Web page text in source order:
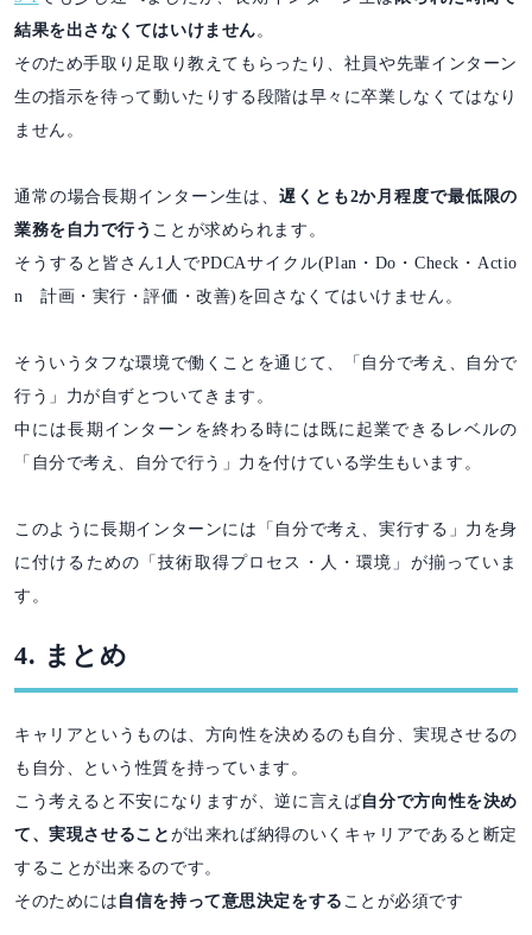
結果を出さなくてはいけません 。
そのため手取り足取り教えてもらったり、社員や先輩インターン
生の指示を待って動いたりする段階は早々に卒業しなくてはなり
ません。
通常の場合長期インターン生は、遅くとも2か月程度で最低限の
業務を自力で行う ことが求められます。
そうすると皆さん1人でPDCAサイクル(Plan・Do・Check・Actio
n 計画・実行・評価・改善)を回さなくてはいけません。
そういうタフな環境で働くことを通じて、「自分で考え、自分で
行う」力が自ずとついてきます。
中には長期インターンを終わる時には既に起業できるレベルの
「自分で考え、自分で行う」力を付けている学生もいます。
このように長期インターンには「自分で考え、実行する」力を身
に付けるための「技術取得プロセス・人・環境」が揃っていま
す。
4. まとめ
キャリアというものは、方向性を決めるのも自分、実現させるの
も自分、という性質を持っています。
こう考えると不安になりますが、逆に言えば自分で方向性を決め
て、実現させること が出来れば納得のいくキャリアであると断定
することが出来るのです。
そのためには 自信を持って意思決定をする ことが必須です